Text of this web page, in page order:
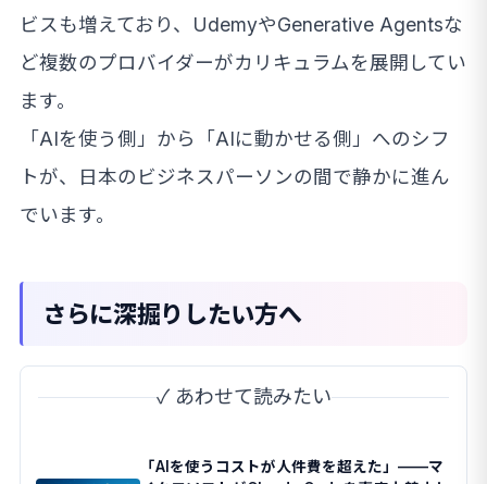
ビスも増えており、UdemyやGenerative Agentsな
ど複数のプロバイダーがカリキュラムを展開してい
ます。
「AIを使う側」から「AIに動かせる側」へのシフ
トが、日本のビジネスパーソンの間で静かに進ん
でいます。
さらに深掘りしたい方へ
✓ あわせて読みたい
「AIを使うコストが人件費を超えた」——マ